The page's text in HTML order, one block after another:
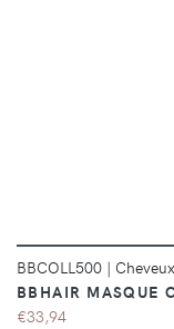
BBCOLL500 |
BBHAIR MASQUE
€33,94